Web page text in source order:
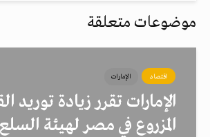
موضوعات متعلقة
اقتصاد الإمارات
الإمارات تقرر زيادة توريد
المزروع في مصر لهيئة السلع